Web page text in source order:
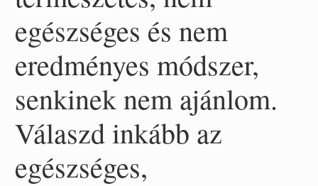
egészséges és nem
eredményes módszer,
senkinek nem ajánlom.
Válaszd inkább az
egészséges,